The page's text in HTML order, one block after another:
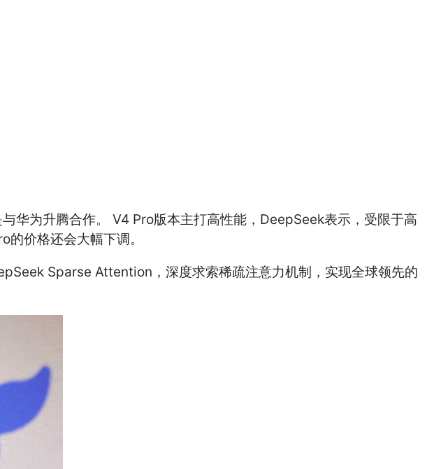
华为升腾合作。 V4 Pro版本主打高性能，DeepSeek表示，受限于高
价格还会大幅下调。
Sparse Attention，深度求索稀疏注意力机制，实现全球领先的